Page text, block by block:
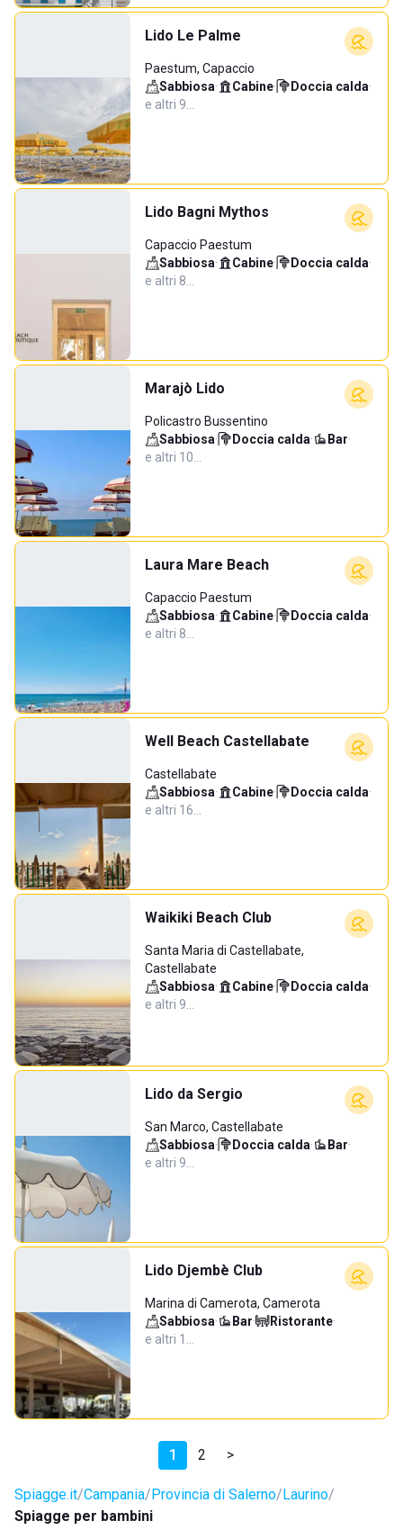
Lido Le Palme
Paestum, Capaccio
Sabbiosa· Cabine· Doccia calda·
e altri 9…
Lido Bagni Mythos
Capaccio Paestum
Sabbiosa· Cabine· Doccia calda·
e altri 8…
Marajò Lido
Policastro Bussentino
Sabbiosa· Doccia calda· Bar·
e altri 10…
Laura Mare Beach
Capaccio Paestum
Sabbiosa· Cabine· Doccia calda·
e altri 8…
Well Beach Castellabate
Castellabate
Sabbiosa· Cabine· Doccia calda·
e altri 16…
Waikiki Beach Club
Santa Maria di Castellabate,
Castellabate
Sabbiosa· Cabine· Doccia calda·
e altri 9…
Lido da Sergio
San Marco, Castellabate
Sabbiosa· Doccia calda· Bar·
e altri 9…
Lido Djembè Club
Marina di Camerota, Camerota
Sabbiosa· Bar· Ristorante·
e altri 1…
1 2 >
Spiagge.it Campania Provincia di Salerno Laurino
Spiagge per bambini